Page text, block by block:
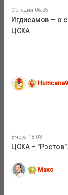
Сегодня 06:25
Игдисамов — о
ЦСКА
Вчера 18:03
ЦСКА –
Макс